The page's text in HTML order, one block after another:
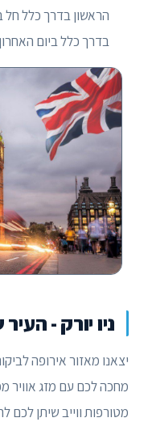
הראשון בדרך כלל חל
בדרך כלל ביום
ניו יורק -
יצאנו מאזור אירופה
מחכה לכם עם מזג אוויר
מטורפות ווייב שיתן